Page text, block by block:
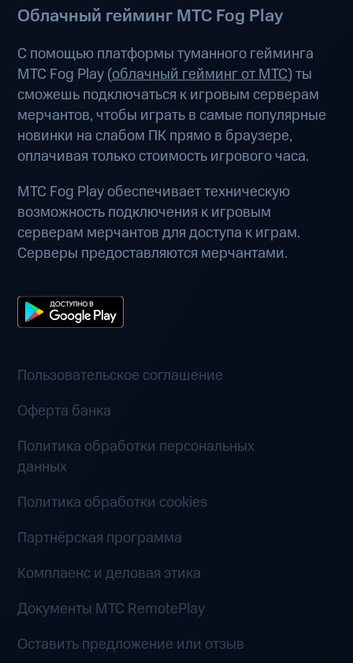
Облачный гейминг МТС Fog Play
С помощью платформы туманного гейминга
МТС Fog Play (облачный гейминг от МТС) ты
сможешь подключаться к игровым серверам
мерчантов, чтобы играть в самые популярные
новинки на слабом ПК прямо в браузере,
оплачивая только стоимость игрового часа.
МТС Fog Play обеспечивает техническую
возможность подключения к игровым
серверам мерчантов для доступа к играм.
Серверы предоставляются мерчантами.
Пользовательское соглашение
Оферта банка
Политика обработки персональных
данных
Политика обработки cookies
Партнёрская программа
Комплаенс и деловая этика
Документы MTC RemotePlay
Оставить предложение или отзыв